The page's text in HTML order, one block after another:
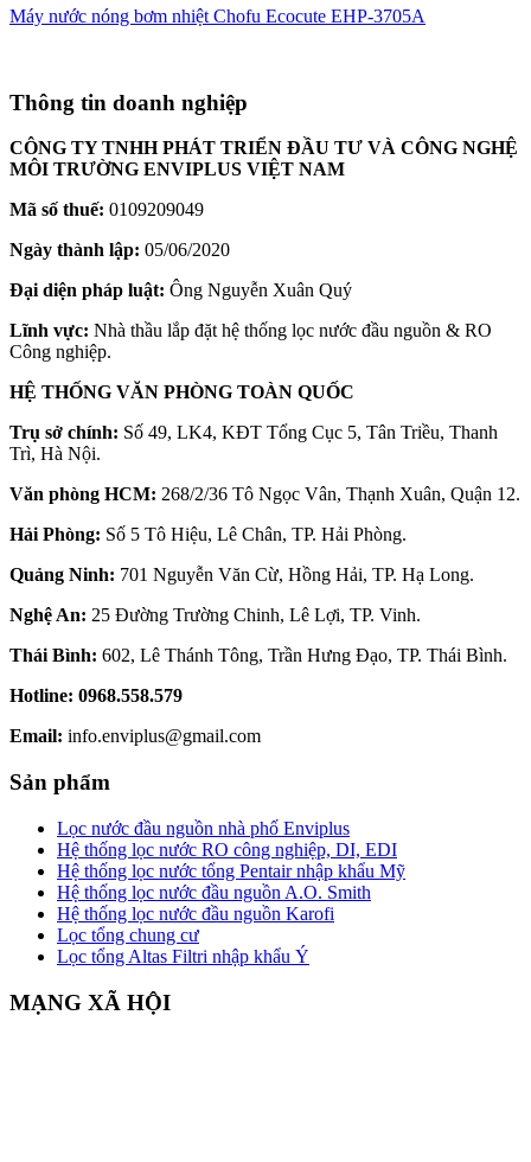
Máy nước nóng bơm nhiệt Chofu Ecocute EHP-3705A
Thông tin doanh nghiệp
CÔNG TY TNHH PHÁT TRIỂN ĐẦU TƯ VÀ CÔNG NGHỆ
MÔI TRƯỜNG ENVIPLUS VIỆT NAM
Mã số thuế: 0109209049
Ngày thành lập: 05/06/2020
Đại diện pháp luật: Ông Nguyễn Xuân Quý
Lĩnh vực: Nhà thầu lắp đặt hệ thống lọc nước đầu nguồn & RO
Công nghiệp.
HỆ THỐNG VĂN PHÒNG TOÀN QUỐC
Trụ sở chính: Số 49, LK4, KĐT Tổng Cục 5, Tân Triều, Thanh
Trì, Hà Nội.
Văn phòng HCM: 268/2/36 Tô Ngọc Vân, Thạnh Xuân, Quận 12.
Hải Phòng: Số 5 Tô Hiệu, Lê Chân, TP. Hải Phòng.
Quảng Ninh: 701 Nguyễn Văn Cừ, Hồng Hải, TP. Hạ Long.
Nghệ An: 25 Đường Trường Chinh, Lê Lợi, TP. Vinh.
Thái Bình: 602, Lê Thánh Tông, Trần Hưng Đạo, TP. Thái Bình.
Hotline: 0968.558.579
Email: info.enviplus@gmail.com
Sản phẩm
Lọc nước đầu nguồn nhà phố Enviplus
Hệ thống lọc nước RO công nghiệp, DI, EDI
Hệ thống lọc nước tổng Pentair nhập khẩu Mỹ
Hệ thống lọc nước đầu nguồn A.O. Smith
Hệ thống lọc nước đầu nguồn Karofi
Lọc tổng chung cư
Lọc tổng Altas Filtri nhập khẩu Ý
MẠNG XÃ HỘI